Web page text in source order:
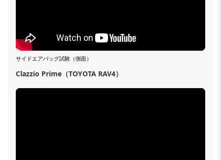
サイドエアバッグ試験（側面）
Clazzio Prime（TOYOTA RAV4）